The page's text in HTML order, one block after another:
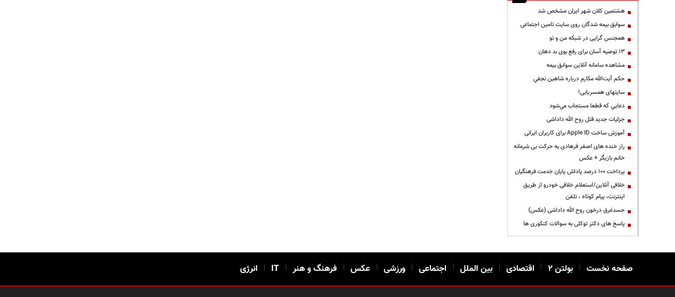
هشتمین کلان شهر ایران مشخص شد
سوابق بیمه شدگان روی سایت تامین اجتماعی
همجنس گرایی در شبکه من و تو
13 توصیه آسان برای رفع بوی بد دهان
مشاهده سامانه آنلاين سوابق بیمه
حكم آيت‌الله مكارم درباره شاهين نجفي
سایتهای همسریابی!
دعايي كه قطعا مستجاب مي‌شود
جزئیات جدید قتل روح الله داداشی
آموزش ساخت Apple ID برای کاربران ایرانی
راز خنده های اصغر فرهادی به حرکت بی شرمانه
خانم بازیگر + عکس
پرداخت ۱۰۰ درصد پاداش پایان خدمت فرهنگیان
خلافی آنلاین/استعلام خلافی خودرو از طریق
اینترنت، پیام کوتاه ، تلفن
جسدغرق درخون روح الله داداشی (عکس)
پاسخ های دکتر توکلی به سوالات کنکوری ها
صفحه نخست | بولتن ۲ | اقتصادی | بین الملل | اجتماعی | ورزشی | عکس | فرهنگ و هنر |
IT
| انرژی